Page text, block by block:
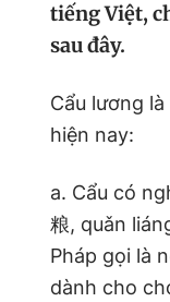
tiếng Việt,
sau đây.
Cẩu lương
hiện nay:
a. Cẩu có
粮, quǎn
Pháp gọi là
dành cho